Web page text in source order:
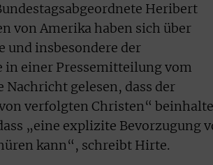
Heribert
von Amerika haben sich über
und insbesondere der
einer Pressemitteilung vom
gelesen, dass der
verfolgten Christen“
„eine explizite Bevorzugung
kann“, schreibt Hirte.